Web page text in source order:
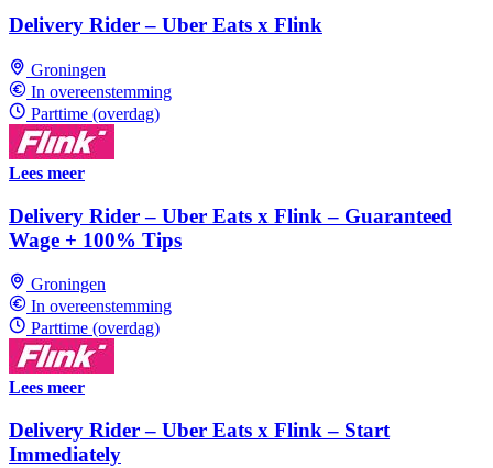
Delivery Rider – Uber Eats x Flink
Groningen
In overeenstemming
Parttime (overdag)
Lees meer
Delivery Rider – Uber Eats x Flink – Guaranteed
Wage + 100% Tips
Groningen
In overeenstemming
Parttime (overdag)
Lees meer
Delivery Rider – Uber Eats x Flink – Start
Immediately